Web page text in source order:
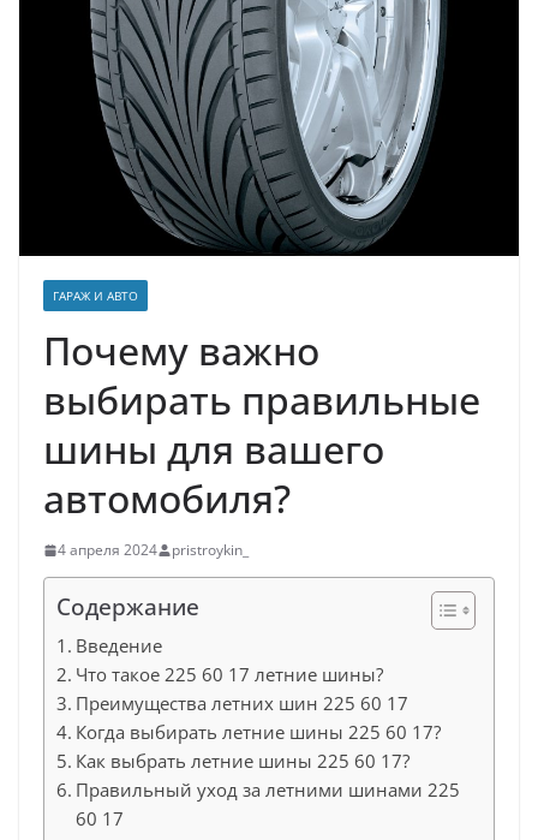
ГАРАЖ И АВТО
Почему важно
выбирать правильные
шины для вашего
автомобиля?
4 апреля 2024 pristroykin_
Содержание
Введение
Что такое 225 60 17 летние шины?
Преимущества летних шин 225 60 17
Когда выбирать летние шины 225 60 17?
Как выбрать летние шины 225 60 17?
Правильный уход за летними шинами 225
60 17